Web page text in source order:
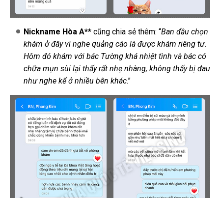
Nickname Hòa A** cũng chia sẻ thêm: “Ban đầu chọn
khám ở đây vì nghe quảng cáo là được khám riêng tư.
Hôm đó khám với bác Tường khá nhiệt tình và bác có
chữa mụn sùi lại thấy rất nhẹ nhàng, không thấy bị đau
như nghe kể ở nhiều bên khác.”